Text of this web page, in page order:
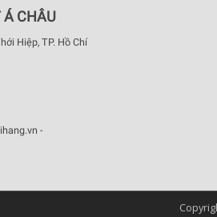
Á CHÂU
Hiệp, TP. Hồ Chí
-